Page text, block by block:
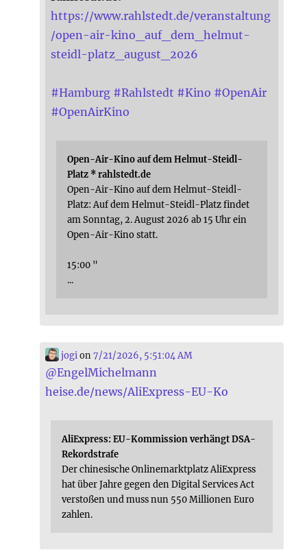
https://www.rahlstedt.de/veranstaltung
/open-air-kino_auf_dem_helmut-
steidl-platz_august_2026
#Hamburg #Rahlstedt #Kino #OpenAir
#OpenAirKino
Open-Air-Kino auf dem Helmut-Steidl-
Platz * rahlstedt.de
Open-Air-Kino auf dem Helmut-Steidl-
Platz: Auf dem Helmut-Steidl-Platz findet
am Sonntag, 2. August 2026 ab 15 Uhr ein
Open-Air-Kino statt.
15:00 "
...
jogion7/21/2026, 5:51:04 AM
@EngelMichelmann
heise.de/news/AliExpress-EU-Ko
AliExpress: EU-Kommission verhängt DSA-
Rekordstrafe
Der chinesische Onlinemarktplatz AliExpress
hat über Jahre gegen den Digital Services Act
verstoßen und muss nun 550 Millionen Euro
zahlen.